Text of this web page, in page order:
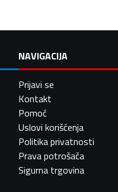
NAVIGACIJA
Prijavi se
Kontakt
Pomoć
Uslovi korišćenja
Politika privatnosti
Prava potrošača
Sigurna trgovina